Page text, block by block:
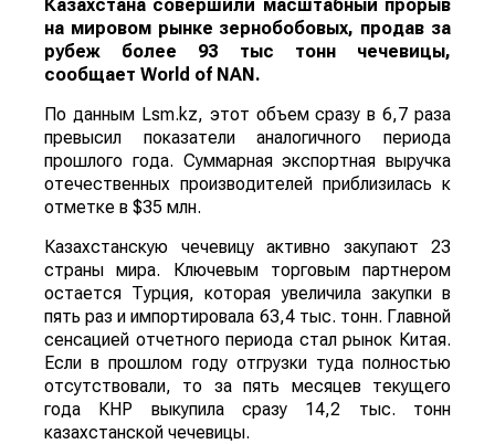
Казахстана совершили масштабный прорыв
на мировом рынке зернобобовых, продав за
рубеж более 93 тыс тонн чечевицы,
сообщает World of NAN.
По данным Lsm.kz, этот объем сразу в 6,7 раза
превысил показатели аналогичного периода
прошлого года. Суммарная экспортная выручка
отечественных производителей приблизилась к
отметке в $35 млн.
Казахстанскую чечевицу активно закупают 23
страны мира. Ключевым торговым партнером
остается Турция, которая увеличила закупки в
пять раз и импортировала 63,4 тыс. тонн. Главной
сенсацией отчетного периода стал рынок Китая.
Если в прошлом году отгрузки туда полностью
отсутствовали, то за пять месяцев текущего
года КНР выкупила сразу 14,2 тыс. тонн
казахстанской чечевицы.